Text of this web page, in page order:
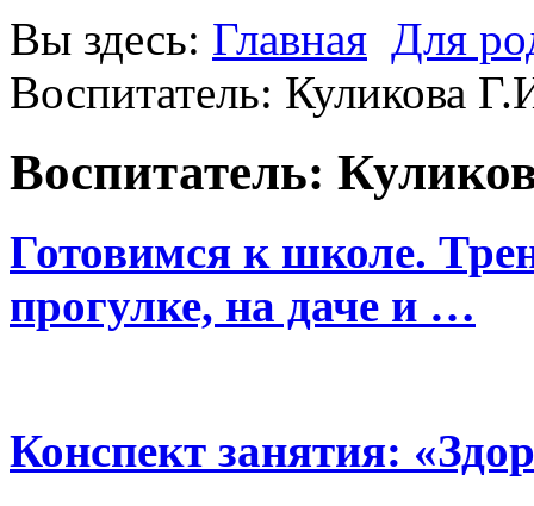
Вы здесь: Главная Для
Воспитатель: Куликова
Воспитатель:
Готовимся к школе.
прогулке, на даче и …
Конспект занятия: